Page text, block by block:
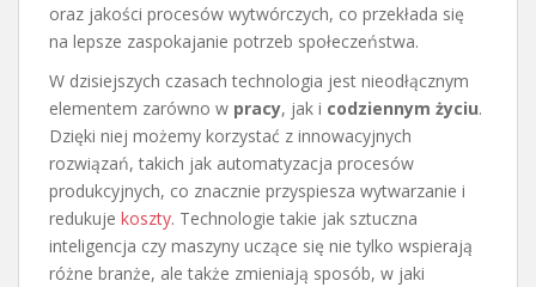
oraz jakości procesów wytwórczych, co przekłada się
na lepsze zaspokajanie potrzeb społeczeństwa.
W dzisiejszych czasach technologia jest nieodłącznym
elementem zarówno w pracy, jak i codziennym życiu.
Dzięki niej możemy korzystać z innowacyjnych
rozwiązań, takich jak automatyzacja procesów
produkcyjnych, co znacznie przyspiesza wytwarzanie i
redukuje koszty. Technologie takie jak sztuczna
inteligencja czy maszyny uczące się nie tylko wspierają
różne branże, ale także zmieniają sposób, w jaki